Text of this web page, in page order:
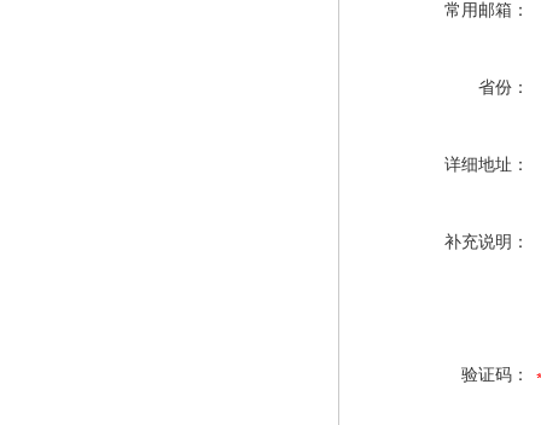
常用邮箱：
省份：
详细地址：
补充说明：
验证码：